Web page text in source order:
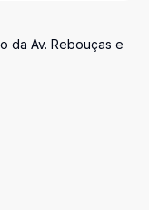
da Av. Rebouças e